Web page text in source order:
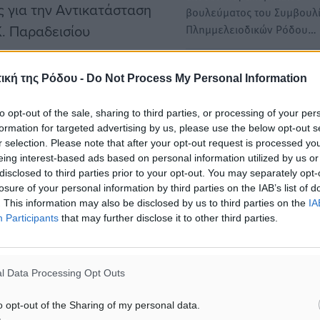
της Ρόδου - Do Not Process My Personal Information
opt-out of the sale, sharing to third parties, or processing of your
for targeted advertising by us, please use the below opt-out
selection. Please note that after your opt-out request is processed
interest-based ads based on personal information utilized by us
to third parties prior to your opt-out. You may separately
of your personal information by third parties on the IAB’s list of
This information may also be disclosed by us to third parties on the
Participants that may further disclose it to other third parties.
Data Processing Opt Outs
opt-out of the Sharing of my personal data.
την Αντικατάσταση
Παραδεισίου
στη βελτίωση της
την Αντικατάσταση
τη δημιουργία
την παροχή
την Αποκατάσταση
βουλεύματος του
Πλημμελειοδικών Ρόδου…
Πιλοτικού Προγράμματος
Ενδυνάμωση των Ατόμων με
Αναπηρία» στη Ρόδο
Ένας σημαντικός κύκλος
συνεργασίας και
ολοκληρώθηκε με
Ρόδο,…
Από το δήμο Νισύρου